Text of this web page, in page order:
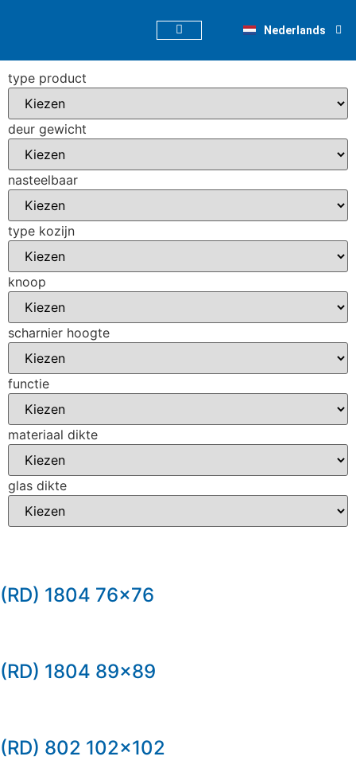
Nederlands
English
type product
deur gewicht
nasteelbaar
type kozijn
knoop
scharnier hoogte
functie
materiaal dikte
glas dikte
(RD) 1804 76×76
(RD) 1804 89×89
(RD) 802 102×102